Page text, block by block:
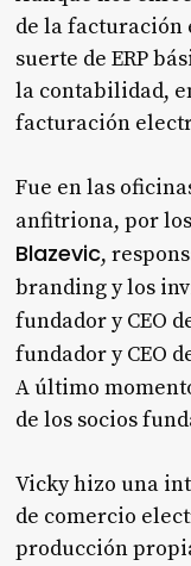
de la facturación
suerte de ERP
la contabilidad,
facturación
Fue en las
anfitriona, por
Blazevic,
branding y los
fundador y CEO
fundador y CEO
A último
de los socios
Vicky hizo una
de comercio
producción